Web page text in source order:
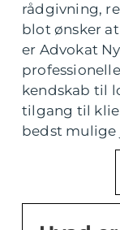
rådgivning,
blot ønsker
er Advokat
kendskab til
tilgang til
bedst mulige